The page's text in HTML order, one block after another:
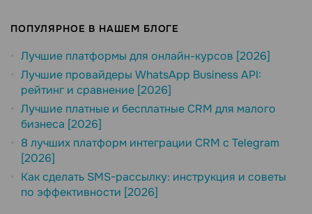
ПОПУЛЯРНОЕ В НАШЕМ БЛОГЕ
Лучшие платформы для онлайн-курсов [2026]
Лучшие провайдеры WhatsApp Business API:
рейтинг и сравнение [2026]
Лучшие платные и бесплатные CRM для малого
бизнеса [2026]
8 лучших платформ интеграции CRM с Telegram
[2026]
Как сделать SMS-рассылку: инструкция и советы
по эффективности [2026]